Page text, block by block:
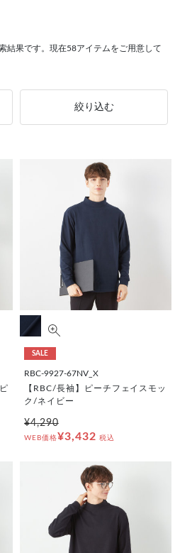
ット ゆったり
結果です。現在58アイテムをご用意して
絞り込む
SALE
RBC-9927-67NV_X
【RBC/長袖】ピーチフェイスモッ
ク/ネイビー
¥4,290
WEB価格¥3,432 税込